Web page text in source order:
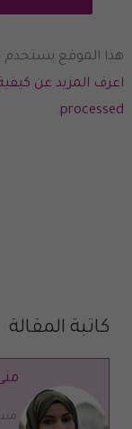
هذا الموقع يستخدم
اعرف المزيد عن
processed
.
كاتبة المقالة